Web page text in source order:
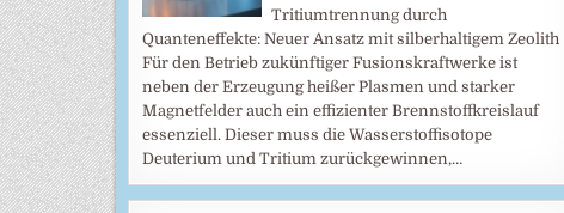
Tritiumtrennung durch
Quanteneffekte: Neuer Ansatz mit silberhaltigem Zeolith
Für den Betrieb zukünftiger Fusionskraftwerke ist
neben der Erzeugung heißer Plasmen und starker
Magnetfelder auch ein effizienter Brennstoffkreislauf
essenziell. Dieser muss die Wasserstoffisotope
Deuterium und Tritium zurückgewinnen,…